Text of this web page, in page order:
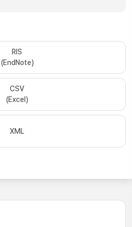
RIS
(EndNote)
CSV
(Excel)
XML